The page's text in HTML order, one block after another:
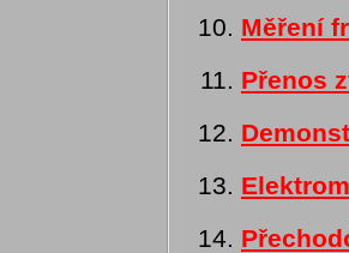
Měření
Přenos